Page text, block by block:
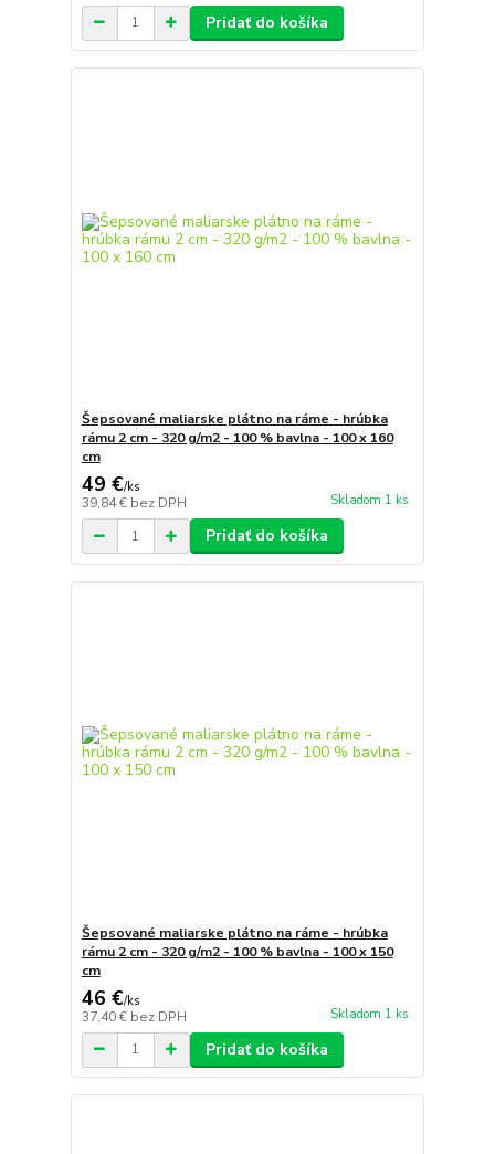
Pridať do košíka
Šepsované maliarske plátno na ráme - hrúbka
rámu 2 cm - 320 g/m2 - 100 % bavlna - 100 x 160
cm
49 €/ks
39,84 € bez DPH Skladom 1 ks
Pridať do košíka
Šepsované maliarske plátno na ráme - hrúbka
rámu 2 cm - 320 g/m2 - 100 % bavlna - 100 x 150
cm
46 €/ks
37,40 € bez DPH Skladom 1 ks
Pridať do košíka